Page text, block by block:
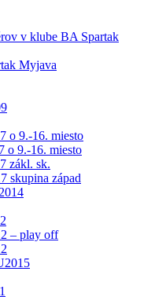
v klube BA Spartak
Myjava
o 9.-16. miesto
o 9.-16. miesto
zákl. sk.
skupina západ
– play off